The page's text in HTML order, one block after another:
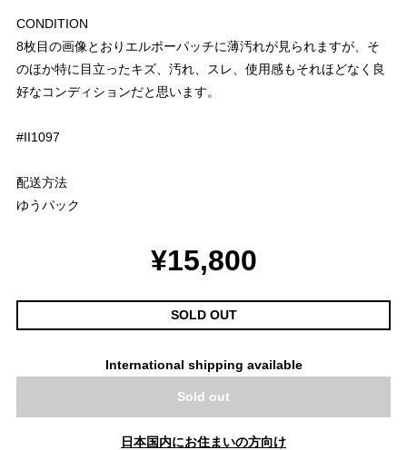
CONDITION
8枚目の画像とおりエルポーパッチに薄汚れが見られますが、そ
のほか特に目立ったキズ、汚れ、スレ、使用感もそれほどなく良
好なコンディションだと思います。
#II1097
配送方法
ゆうパック
¥15,800
SOLD OUT
International shipping available
Sold out
日本国内にお住まいの方向け